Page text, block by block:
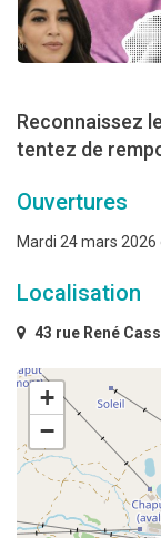
Reconnaissez
tentez de
Ouvertures
Mardi 24 mars 2026
Localisation
43 rue René
+
−